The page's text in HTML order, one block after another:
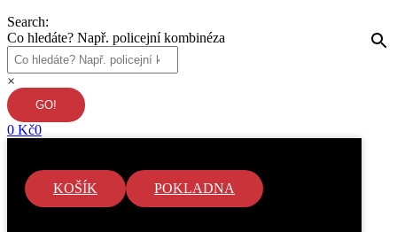
Search:
Co hledáte? Např. policejní kombinéza
×
0 Kč0
KOŠÍK POKLADNA